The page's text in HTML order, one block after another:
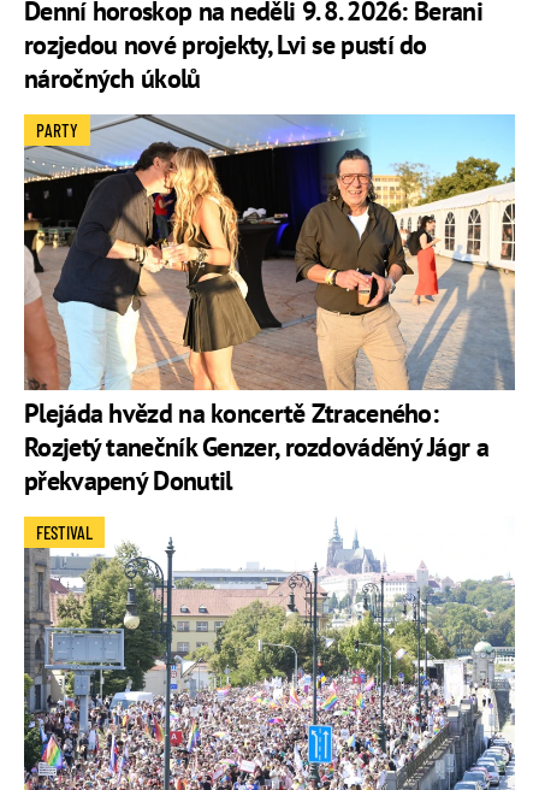
Denní horoskop na neděli 9. 8. 2026: Berani
rozjedou nové projekty, Lvi se pustí do
náročných úkolů
Plejáda hvězd na koncertě Ztraceného:
Rozjetý tanečník Genzer, rozdováděný Jágr a
překvapený Donutil
PARTY
FESTIVAL